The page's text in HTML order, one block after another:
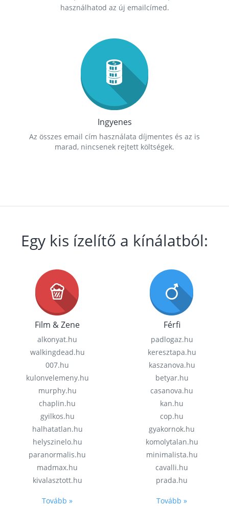
használhatod az új emailcímed.
Ingyenes
Az összes email cím használata díjmentes és az is
marad, nincsenek rejtett költségek.
Egy kis ízelítő a kínálatból:
Film & Zene
alkonyat.hu
walkingdead.hu
007.hu
kulonvelemeny.hu
murphy.hu
chaplin.hu
gyilkos.hu
halhatatlan.hu
helyszinelo.hu
paranormalis.hu
madmax.hu
kivalasztott.hu
Tovább »
Férfi
padlogaz.hu
keresztapa.hu
kaszanova.hu
betyar.hu
casanova.hu
kan.hu
cop.hu
gyakornok.hu
komolytalan.hu
minimalista.hu
cavalli.hu
prada.hu
Tovább »